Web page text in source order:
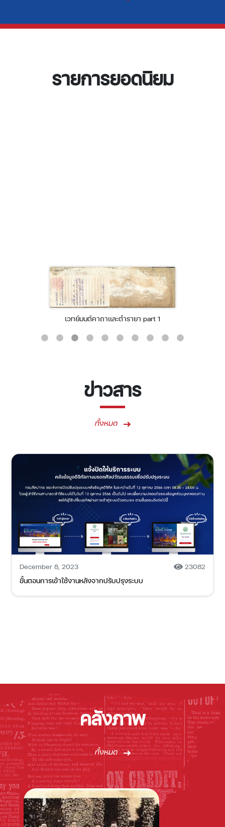
รายการยอดนิยม
เวทย์มนต์คาถาและตำรายา part 1
ข่าวสาร
ทั้งหมด
December 8, 2023
23082
ขั้นตอนการเข้าใช้งานหลังจากปรับปรุงระบบ
คลังภาพ
ทั้งหมด